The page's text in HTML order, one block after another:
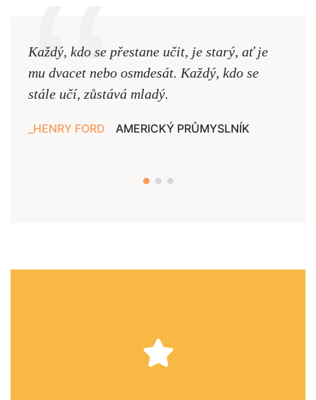
Každý, kdo se přestane učit, je starý, ať je
mu dvacet nebo osmdesát. Každý, kdo se
stále učí, zůstává mladý.
HENRY FORD AMERICKÝ PRŮMYSLNÍK